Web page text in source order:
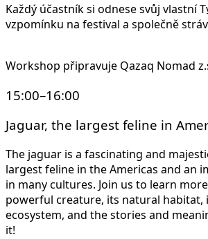
Každý účastník si odnese svůj vlastní
vzpomínku na festival a společně
Workshop připravuje Qazaq Nomad
15:00–16:00
Jaguar, the largest feline in
The jaguar is a fascinating and
largest feline in the Americas and an
in many cultures. Join us to learn
powerful creature, its natural habitat,
ecosystem, and the stories and
it!